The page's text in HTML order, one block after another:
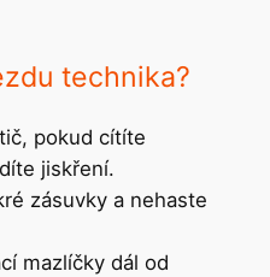
technika?
pokud cítíte
jiskření.
zásuvky a nehaste
mazlíčky dál od